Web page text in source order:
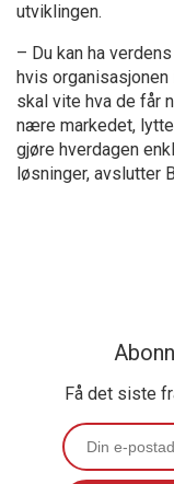
utviklingen.
– Du kan ha
hvis
skal vite hva de får
nære markedet,
gjøre hverdagen
løsninger, avslutter
Få det siste